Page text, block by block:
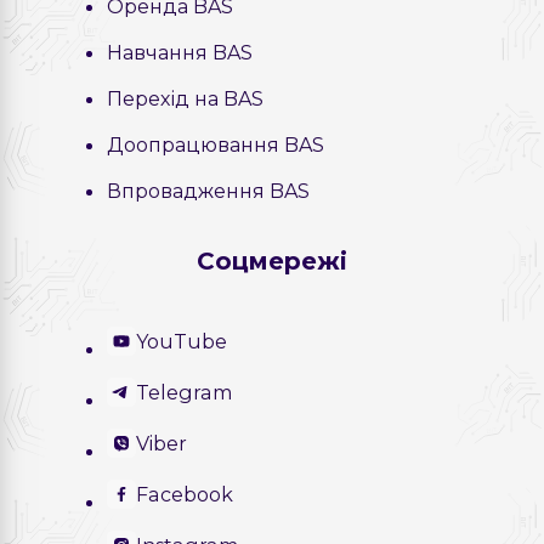
Оренда BAS
Навчання BAS
Перехід на BAS
Доопрацювання BAS
Впровадження BAS
Соцмережі
YouTube
Telegram
Viber
Facebook